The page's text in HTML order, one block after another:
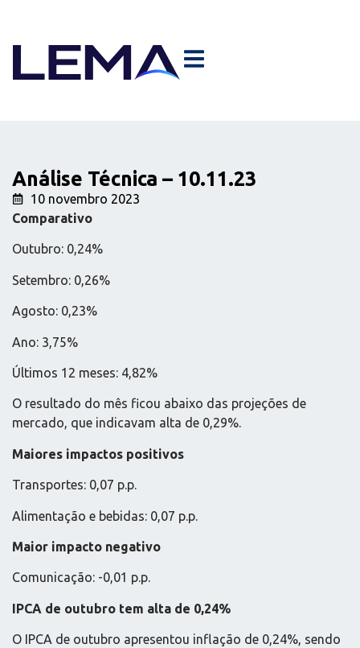
Análise Técnica – 10.11.23
10 novembro 2023
Comparativo
Outubro: 0,24%
Setembro: 0,26%
Agosto: 0,23%
Ano: 3,75%
Últimos 12 meses: 4,82%
O resultado do mês ficou abaixo das projeções de
mercado, que indicavam alta de 0,29%.
Maiores impactos positivos
Transportes: 0,07 p.p.
Alimentação e bebidas: 0,07 p.p.
Maior impacto negativo
Comunicação: -0,01 p.p.
IPCA de outubro tem alta de 0,24%
O IPCA de outubro apresentou inflação de 0,24%, sendo